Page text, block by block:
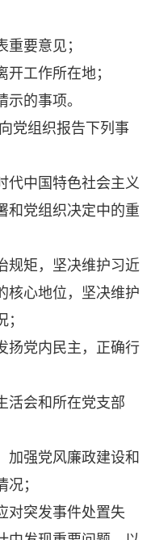
要意见；
工作所在地；
的事项。
组织报告下列事
中国特色社会主义
和党组织决定中的重
矩，坚决维护习近
核心地位，坚决维护
党内民主，正确行
会和所在党支部
强党风廉政建设和
；
突发事件处置失